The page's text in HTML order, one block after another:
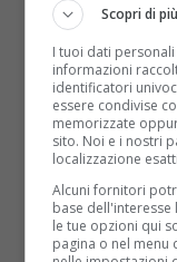
La Uil ha
Ordinaria,
Piemonte nel
Asti14 anni fa
Way
solo per
Si riprende a
astigiana, nata
Scopri di più
I tuoi dati
informazioni
identificatori
essere condivise
memorizzate
sito. Noi e i nostri
localizzazione
Alcuni fornitori
base
le tue opzioni qui
pagina o nel menu